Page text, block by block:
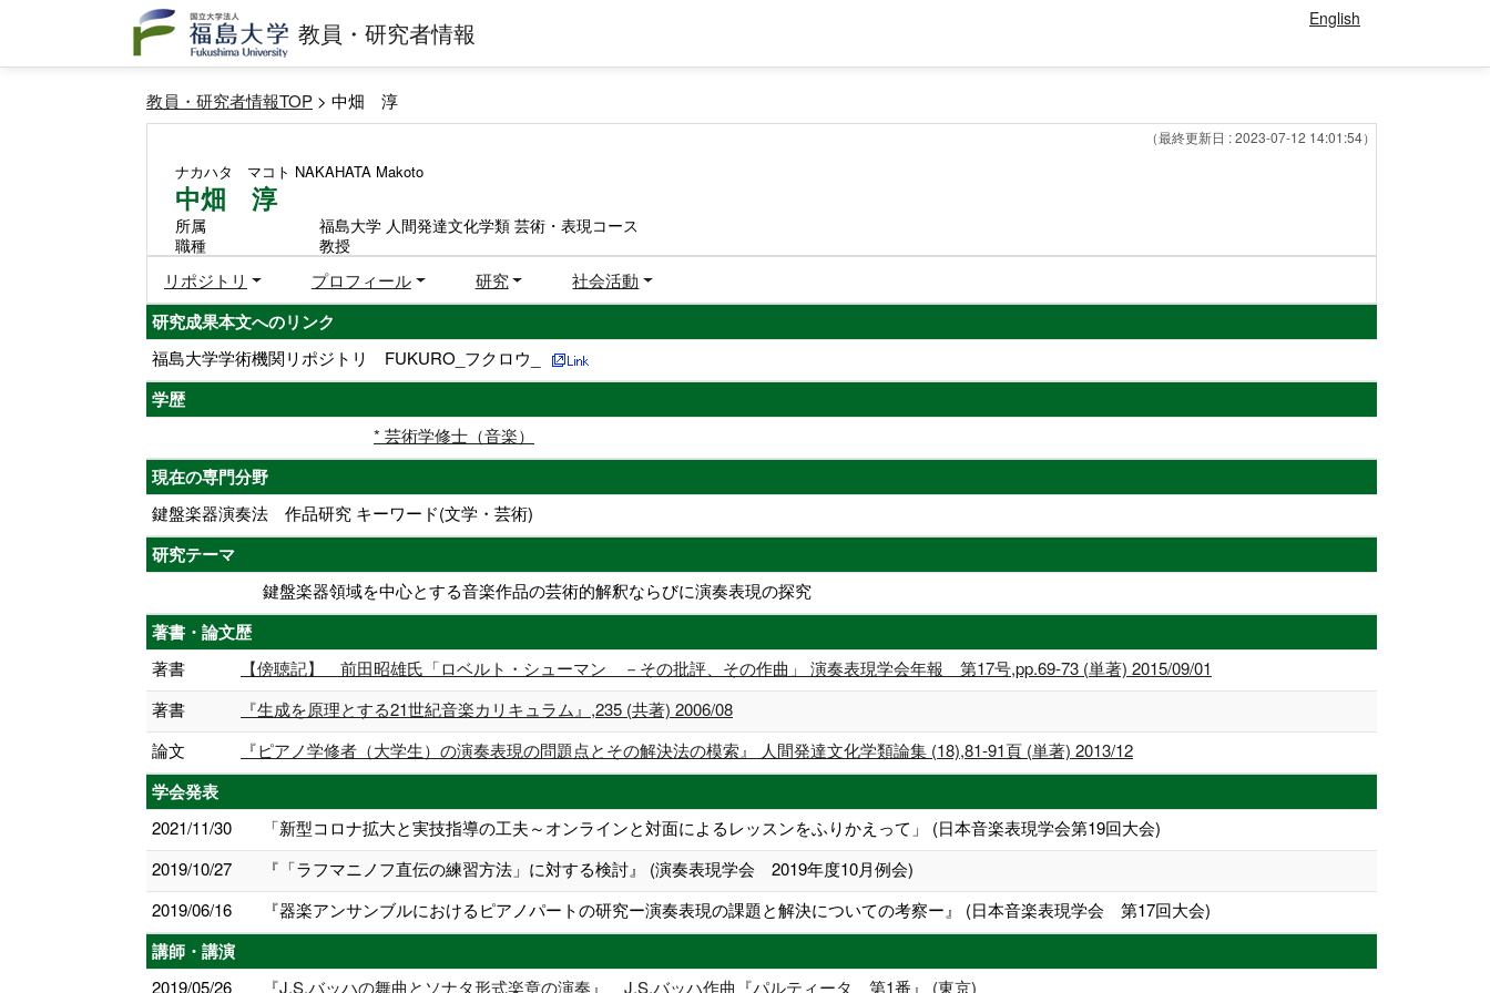
教員・研究者情報 English
教員・研究者情報TOP > 中畑 淳
（最終更新日 : 2023-07-12 14:01:54）
ナカハタ マコト NAKAHATA Makoto
中畑 淳
所属
福島大学 人間発達文化学類 芸術・表現コース
職種
教授
リポジトリ プロフィール 研究 社会活動
研究成果本文へのリンク
福島大学学術機関リポジトリ FUKURO_フクロウ_
学歴
* 芸術学修士（音楽）
現在の専門分野
鍵盤楽器演奏法 作品研究 キーワード(文学・芸術)
研究テーマ
鍵盤楽器領域を中心とする音楽作品の芸術的解釈ならびに演奏表現の探究
著書・論文歴
著書
【傍聴記】 前田昭雄氏「ロベルト・シューマン －その批評、その作曲」 演奏表現学会年報 第17号,pp.69-73 (単著) 2015/09/01
著書
『生成を原理とする21世紀音楽カリキュラム』,235 (共著) 2006/08
論文
『ピアノ学修者（大学生）の演奏表現の問題点とその解決法の模索』 人間発達文化学類論集 (18),81-91頁 (単著) 2013/12
学会発表
2021/11/30
「新型コロナ拡大と実技指導の工夫～オンラインと対面によるレッスンをふりかえって」 (日本音楽表現学会第19回大会)
2019/10/27
『「ラフマニノフ直伝の練習方法」に対する検討』 (演奏表現学会 2019年度10月例会)
2019/06/16
『器楽アンサンブルにおけるピアノパートの研究ー演奏表現の課題と解決についての考察ー』 (日本音楽表現学会 第17回大会)
講師・講演
2019/05/26 『J.S.バッハの舞曲とソナタ形式楽章の演奏』 J.S.バッハ作曲『パルティータ 第1番』 (東京)